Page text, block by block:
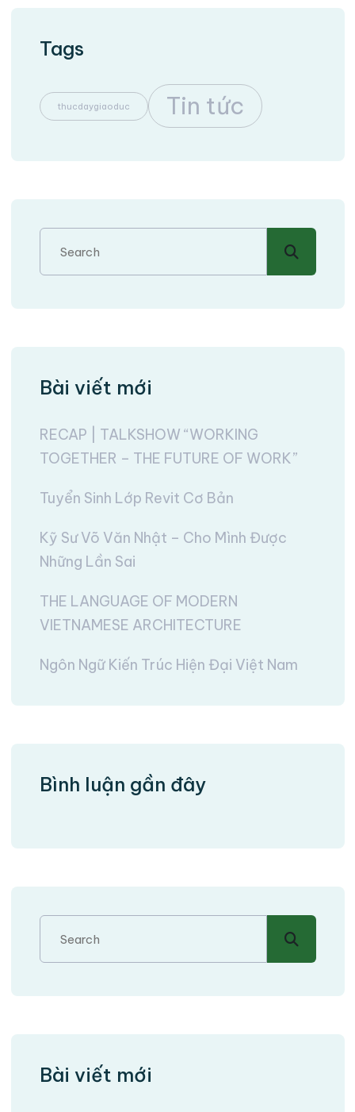
Tags
thucdaygiaoduc Tin tức
Bài viết mới
RECAP | TALKSHOW “WORKING
TOGETHER – THE FUTURE OF WORK”
Tuyển Sinh Lớp Revit Cơ Bản
Kỹ Sư Võ Văn Nhật – Cho Mình Được
Những Lần Sai
THE LANGUAGE OF MODERN
VIETNAMESE ARCHITECTURE
Ngôn Ngữ Kiến Trúc Hiện Đại Việt Nam
Bình luận gần đây
Bài viết mới